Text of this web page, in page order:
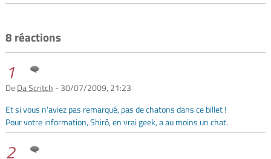
8 réactions
1
DeDa Scritch - 30/07/2009, 21:23
Et si vous n'aviez pas remarqué, pas de chatons dans ce billet !
Pour votre information, Shirō, en vrai geek, a au moins un chat.
2